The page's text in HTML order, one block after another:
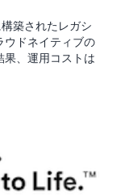
築されたレガシ
ウドネイティブの
果、運用コストは